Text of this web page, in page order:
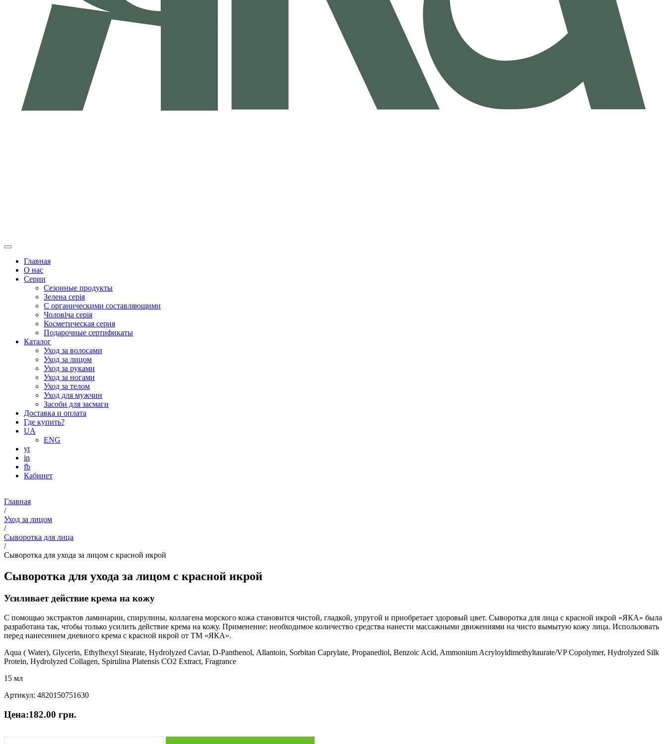
Главная
О нас
Серии
Сезонные продукты
Зелена серія
С органическими составляющими
Чоловіча серія
Косметическая серия
Подарочные сертификаты
Каталог
Уход за волосами
Уход за лицом
Уход за руками
Уход за ногами
Уход за телом
Уход для мужчин
Засоби для засмаги
Доставка и оплата
Где купить?
UA
ENG
yt
in
fb
Кабинет
Главная
/
Уход за лицом
/
Сыворотка для лица
/
Сыворотка для ухода за лицом с красной икрой
Сыворотка для ухода за лицом с красной икрой
Усиливает действие крема на кожу
С помощью экстрактов ламинарии, спирулины, коллагена морского кожа становится чистой, гладкой, упругой и приобретает здоровый цвет. Сыворотка для лица с красной икрой «ЯКА» была
разработана так, чтобы только усилить действие крема на кожу. Применение: необходимое количество средства нанести массажными движениями на чисто вымытую кожу лица. Использовать
перед нанесением дневного крема с красной икрой от ТМ «ЯКА».
Aqua ( Water), Glycerin, Ethylhexyl Stearate, Hydrolyzed Caviar, D-Panthenol, Аllantoin, Sorbitan Caprylate, Propanediol, Benzoic Acid, Ammonium Acryloyldimethyltaurate/VP Copolymer, Hydrolyzed Silk
Protein, Hydrolyzed Collagen, Spirulina Platensis СО2 Extract, Fragrance
15 мл
Артикул: 4820150751630
Цена:182.00 грн.